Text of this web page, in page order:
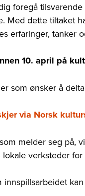
foregå
Med dette tiltaket
erfaringer, tanker
10. april på
som ønsker å
via Norsk
melder seg på,
verksteder
innspillsarbeidet